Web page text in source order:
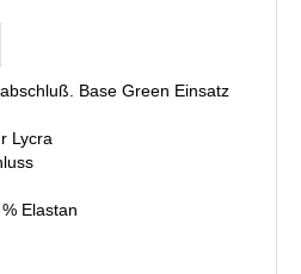
Base Green Einsatz
Lycra
Elastan